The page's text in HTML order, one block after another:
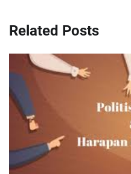
Related Posts